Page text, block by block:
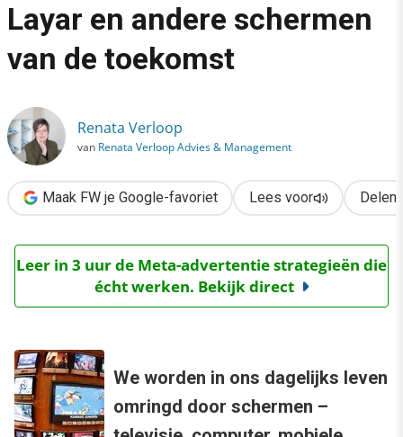
›
Marketing
Layar en andere schermen van de toekomst
Layar en andere schermen
van de toekomst
Renata Verloop
van Renata Verloop Advies & Management
Maak FW je Google-favoriet Lees voor Delen
Leer in 3 uur de Meta-advertentie strategieën die
écht werken. Bekijk direct
We worden in ons dagelijks leven
omringd door schermen –